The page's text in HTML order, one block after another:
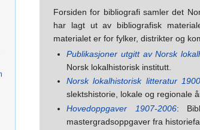
Forsiden for bibliografi samler det
har lagt ut av bibliografisk
materialet er for fylker, distrikter og
Publikasjoner utgitt av Norsk
Norsk lokalhistorisk institutt.
Norsk lokalhistorisk litteratur
slektshistorie, lokale og regionale
Hovedoppgaver 1907-2006:
mastergradsoppgaver fra